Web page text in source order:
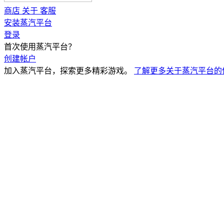
商店 关于 客服
安装蒸汽平台
登录
首次使用蒸汽平台？
创建帐户
加入蒸汽平台，探索更多精彩游戏。 了解更多关于蒸汽平台的